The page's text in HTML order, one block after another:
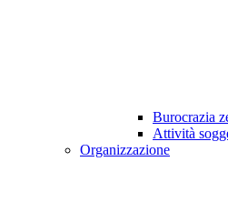
Burocrazia
Attività
Organizzazione